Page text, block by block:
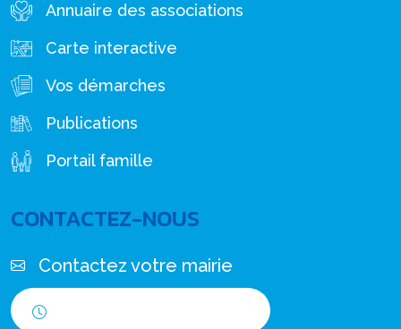
Annuaire des associations
Carte interactive
Vos démarches
Publications
Portail famille
CONTACTEZ-NOUS
Contactez votre mairie